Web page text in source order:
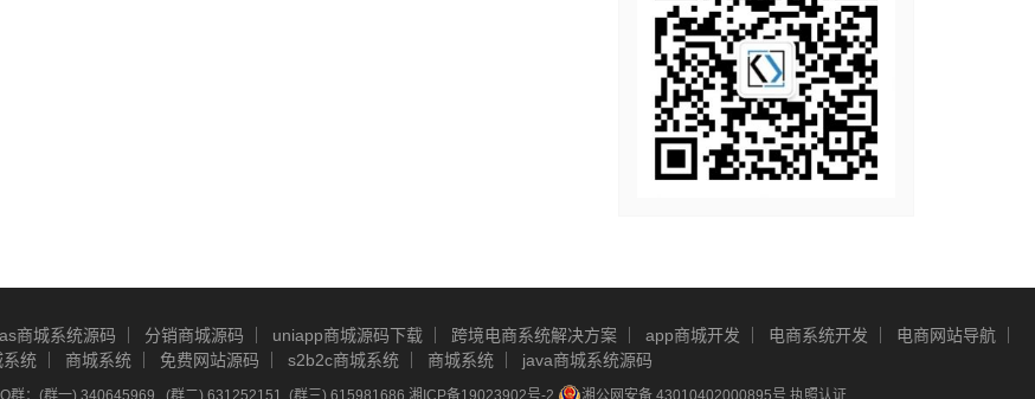
商城系统源码 分销商城源码 uniapp商城源码下载 跨境电商系统解决方案 app商城开发 电商系统开发
电商网站导航
系统 商城系统 免费网站源码 s2b2c商城系统 商城系统 java商城系统源码
：(群一) 340645969 , (群二) 631252151, (群三) 615981686 湘ICP备19023902号-2 湘公网安备 43010402000895号 执照认证